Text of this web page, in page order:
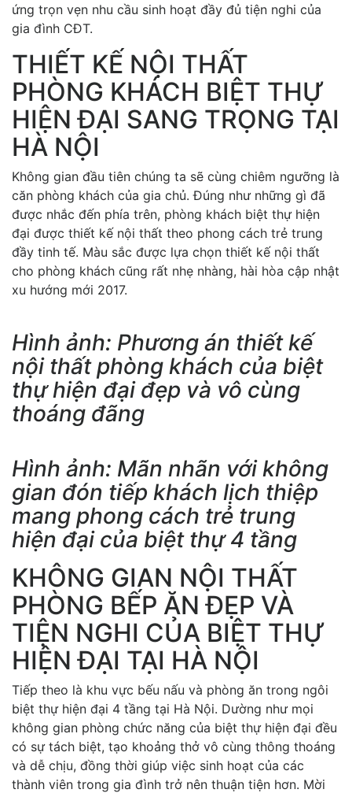
ứng trọn vẹn nhu cầu sinh hoạt đầy đủ tiện nghi của
gia đình CĐT.
THIẾT KẾ NỘI THẤT
PHÒNG KHÁCH BIỆT THỰ
HIỆN ĐẠI SANG TRỌNG TẠI
HÀ NỘI
Không gian đầu tiên chúng ta sẽ cùng chiêm ngưỡng là
căn phòng khách của gia chủ. Đúng như những gì đã
được nhắc đến phía trên, phòng khách biệt thự hiện
đại được thiết kế nội thất theo phong cách trẻ trung
đầy tinh tế. Màu sắc được lựa chọn thiết kế nội thất
cho phòng khách cũng rất nhẹ nhàng, hài hòa cập nhật
xu hướng mới 2017.
Hình ảnh: Phương án thiết kế
nội thất phòng khách của biệt
thự hiện đại đẹp và vô cùng
thoáng đãng
Hình ảnh: Mãn nhãn với không
gian đón tiếp khách lịch thiệp
mang phong cách trẻ trung
hiện đại của biệt thự 4 tầng
KHÔNG GIAN NỘI THẤT
PHÒNG BẾP ĂN ĐẸP VÀ
TIỆN NGHI CỦA BIỆT THỰ
HIỆN ĐẠI TẠI HÀ NỘI
Tiếp theo là khu vực bếu nấu và phòng ăn trong ngôi
biệt thự hiện đại 4 tầng tại Hà Nội. Dường như mọi
không gian phòng chức năng của biệt thự hiện đại đều
có sự tách biệt, tạo khoảng thở vô cùng thông thoáng
và dễ chịu, đồng thời giúp việc sinh hoạt của các
thành viên trong gia đình trở nên thuận tiện hơn. Mời